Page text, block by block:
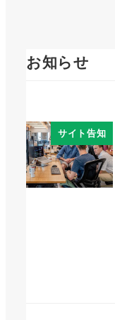
お知らせ
サイト告知